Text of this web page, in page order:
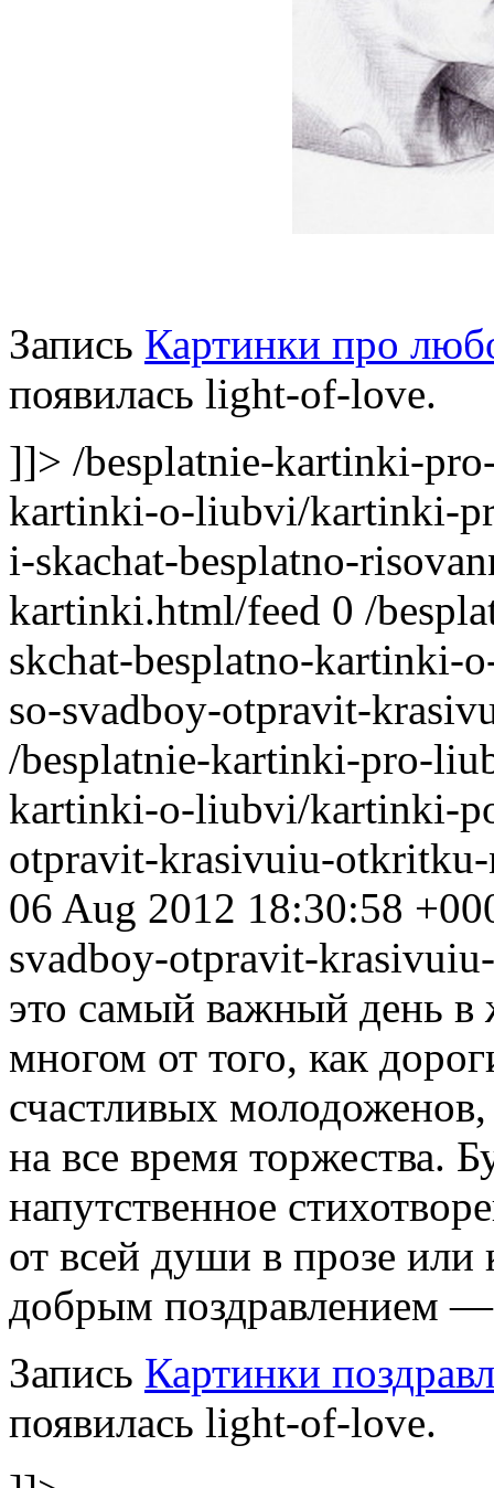
Запись Картинки про
появилась light-of-love.
]]> /besplatnie-kartinki-
kartinki-o-liubvi/kartinki-
i-skachat-besplatno-
kartinki.html/feed 0 /
skchat-besplatno-
so-svadboy-otpravit-
/besplatnie-kartinki-pro-
kartinki-o-liubvi/kartinki-
otpravit-krasivuiu-otkritku-
06 Aug 2012 18:30:58
svadboy-otpravit-
это самый важный день
многом от того, как
счастливых молодоженов,
на все время торжества.
напутственное
от всей души в прозе
добрым поздравлением
Запись Картинки
появилась light-of-love.